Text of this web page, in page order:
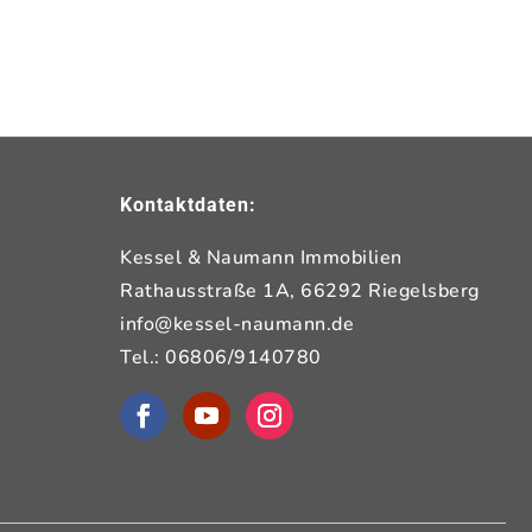
Kontaktdaten:
Kessel & Naumann Immobilien
Rathausstraße 1A, 66292 Riegelsberg
info@kessel-naumann.de
Tel.: 06806/9140780